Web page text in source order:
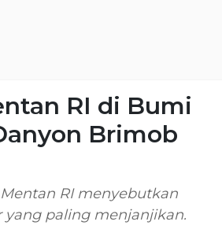
RI di Bumi
Brimob
RI menyebutkan
paling menjanjikan.